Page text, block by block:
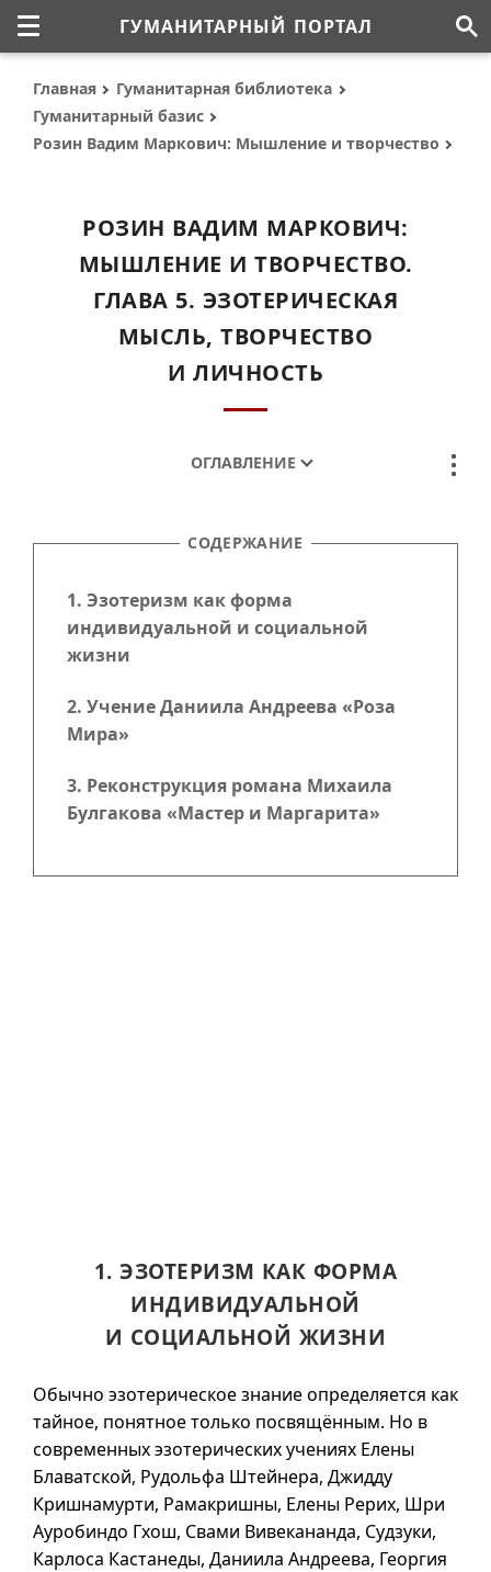
ГУМАНИТАРНЫЙ ПОРТАЛ
Главная
Гуманитарная библиотека
Гуманитарный базис
Розин Вадим Маркович: Мышление и творчество
РОЗИН ВАДИМ МАРКОВИЧ:
МЫШЛЕНИЕ И ТВОРЧЕСТВО.
ГЛАВА 5. ЭЗОТЕРИЧЕСКАЯ
МЫСЛЬ, ТВОРЧЕСТВО
И ЛИЧНОСТЬ
ОГЛАВЛЕНИЕ
СОДЕРЖАНИЕ
1. Эзотеризм как форма
индивидуальной и социальной
жизни
2. Учение Даниила Андреева «Роза
Мира»
3. Реконструкция романа Михаила
Булгакова «Мастер и Маргарита»
1. ЭЗОТЕРИЗМ КАК ФОРМА
ИНДИВИДУАЛЬНОЙ
И СОЦИАЛЬНОЙ ЖИЗНИ
Обычно эзотерическое знание определяется как
тайное, понятное только посвящённым. Но в
современных эзотерических учениях Елены
Блаватской, Рудольфа Штейнера, Джидду
Кришнамурти, Рамакришны, Елены Рерих, Шри
Ауробиндо Гхош, Свами Вивекананда, Судзуки,
Карлоса Кастанеды, Даниила Андреева, Георгия